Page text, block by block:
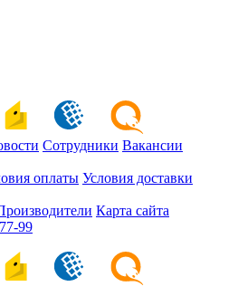
Сотрудники Вакансии
оплаты Условия доставки
Карта сайта
99